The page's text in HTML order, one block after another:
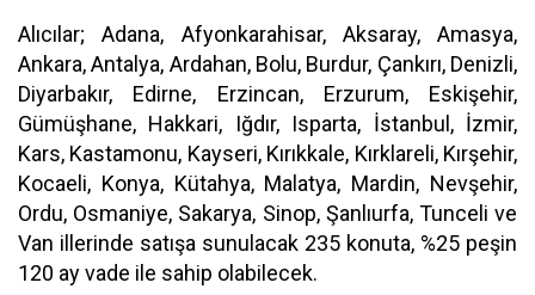
Alıcılar; Adana, Afyonkarahisar, Aksaray, Amasya,
Ankara, Antalya, Ardahan, Bolu, Burdur, Çankırı, Denizli,
Diyarbakır, Edirne, Erzincan, Erzurum, Eskişehir,
Gümüşhane, Hakkari, Iğdır, Isparta, İstanbul, İzmir,
Kars, Kastamonu, Kayseri, Kırıkkale, Kırklareli, Kırşehir,
Kocaeli, Konya, Kütahya, Malatya, Mardin, Nevşehir,
Ordu, Osmaniye, Sakarya, Sinop, Şanlıurfa, Tunceli ve
Van illerinde satışa sunulacak 235 konuta, %25 peşin
120 ay vade ile sahip olabilecek.